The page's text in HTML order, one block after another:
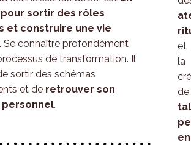
sortir des rôles
et construire une vie
Se connaître profondément
de transformation. Il
sortir des schémas
et de retrouver son
personnel.
et
la
de
en